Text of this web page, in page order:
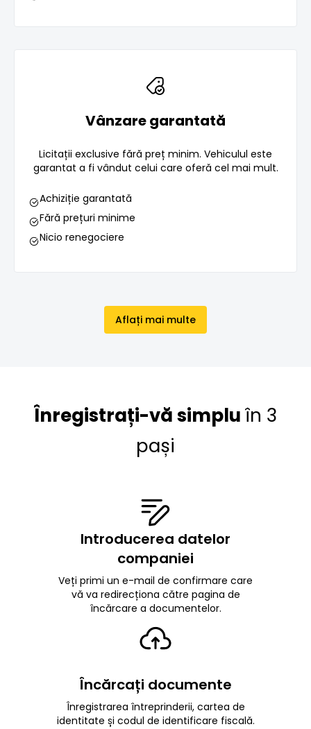
Vânzare garantată
Licitații exclusive fără preț minim. Vehiculul este
garantat a fi vândut celui care oferă cel mai mult.
Achiziție garantată
Fără prețuri minime
Nicio renegociere
Aflați mai multe
Înregistrați-vă simpluîn 3
pași
Introducerea datelor
companiei
Veți primi un e-mail de confirmare care
vă va redirecționa către pagina de
încărcare a documentelor.
Încărcați documente
Înregistrarea întreprinderii, cartea de
identitate și codul de identificare fiscală.